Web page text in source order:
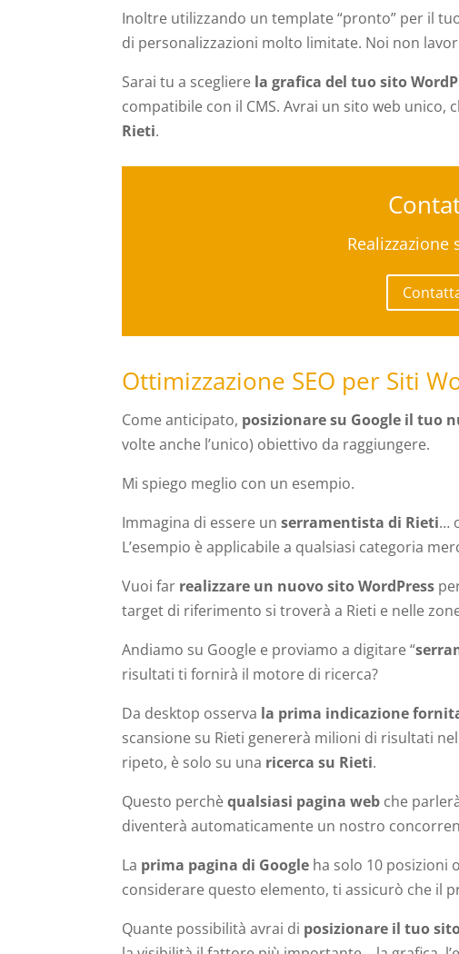
Inoltre utilizzando un template “pronto” per il
di personalizzazioni molto limitate. Noi non
Sarai tu a scegliere la grafica del tuo sito
compatibile con il CMS. Avrai un sito web unico,
Rieti.
Realizzazione
Ottimizzazione SEO per Siti
Come anticipato, posizionare su Google il tuo
volte anche l’unico) obiettivo da raggiungere.
Mi spiego meglio con un esempio.
Immagina di essere unserramentista di Rieti…
L’esempio è applicabile a qualsiasi categoria
Vuoi far realizzare un nuovo sito WordPress
target di riferimento si troverà a Rieti e nelle
Andiamo su Google e proviamo a digitare “
risultati ti fornirà il motore di ricerca?
Da desktop osserva la prima indicazione
scansione su Rieti genererà milioni di risultati
ripeto, è solo su una ricerca su Rieti.
Questo perchèqualsiasi pagina web che
diventerà automaticamente un nostro
La prima pagina di Google ha solo 10 posizioni
considerare questo elemento, ti assicurò che il
Quante possibilità avrai di posizionare il tuo